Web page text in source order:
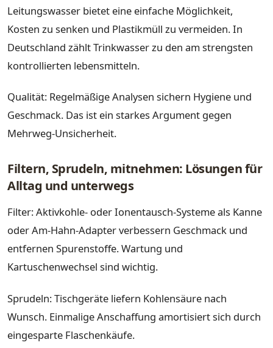
Leitungswasser bietet eine einfache Möglichkeit,
Kosten zu senken und Plastikmüll zu vermeiden. In
Deutschland zählt Trinkwasser zu den am strengsten
kontrollierten lebensmitteln.
Qualität: Regelmäßige Analysen sichern Hygiene und
Geschmack. Das ist ein starkes Argument gegen
Mehrweg-Unsicherheit.
Filtern, Sprudeln, mitnehmen: Lösungen für
Alltag und unterwegs
Filter: Aktivkohle- oder Ionentausch-Systeme als Kanne
oder Am-Hahn-Adapter verbessern Geschmack und
entfernen Spurenstoffe. Wartung und
Kartuschenwechsel sind wichtig.
Sprudeln: Tischgeräte liefern Kohlensäure nach
Wunsch. Einmalige Anschaffung amortisiert sich durch
eingesparte Flaschenkäufe.